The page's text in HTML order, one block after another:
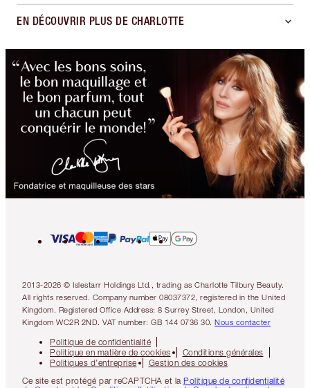
EN DÉCOUVRIR PLUS DE CHARLOTTE
2013-2026 © Islestarr Holdings Ltd., trading as Charlotte Tilbury Beauty.
All rights reserved. Company number 08037372, registered in the United
Kingdom. Registered Office Address: 8 Surrey Street, London, United
Kingdom WC2R 2ND. VAT number: GB 144 0736 30. Nous contacter
Politique de confidentialité
Politique en matière de cookies
Conditions générales
Politiques d’entreprise
Gestion des cookies
Ce site est protégé par reCAPTCHA et la Politique de confidentialité